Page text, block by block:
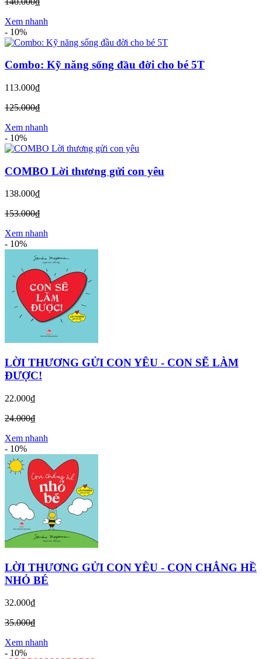
Xem nhanh
- 10%
Combo: Kỹ năng sống đầu đời cho bé 5T
113.000₫
125.000₫
Xem nhanh
- 10%
COMBO Lời thương gửi con yêu
138.000₫
153.000₫
Xem nhanh
- 10%
LỜI THƯƠNG GỬI CON YÊU - CON SẼ LÀM
ĐƯỢC!
22.000₫
24.000₫
Xem nhanh
- 10%
LỜI THƯƠNG GỬI CON YÊU - CON CHẲNG HỀ
NHỎ BÉ
32.000₫
35.000₫
Xem nhanh
- 10%